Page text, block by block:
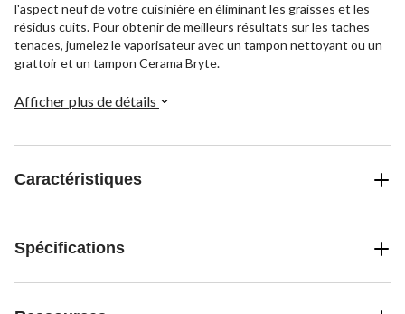
l'aspect neuf de votre cuisinière en éliminant les graisses et les
résidus cuits. Pour obtenir de meilleurs résultats sur les taches
tenaces, jumelez le vaporisateur avec un tampon nettoyant ou un
grattoir et un tampon Cerama Bryte.
Afficher plus de détails
Caractéristiques
Spécifications